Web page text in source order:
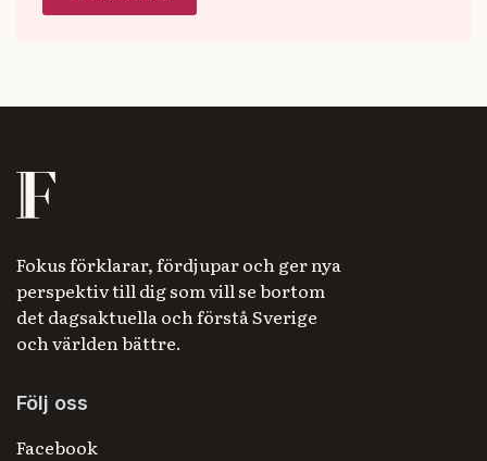
Fokus förklarar, fördjupar och ger nya
perspektiv till dig som vill se bortom
det dagsaktuella och förstå Sverige
och världen bättre.
Följ oss
Facebook